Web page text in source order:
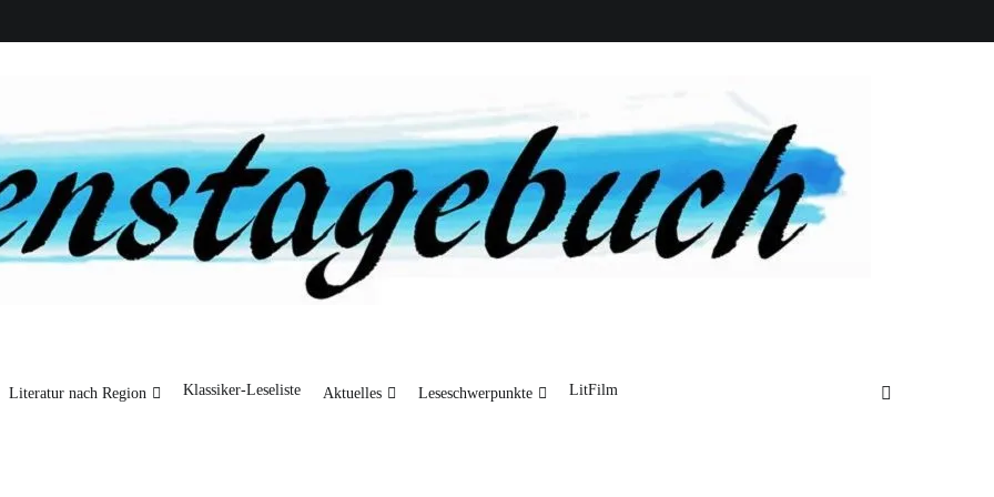
Literatur nach Region Klassiker-Leseliste Aktuelles Leseschwerpunkte LitFilm